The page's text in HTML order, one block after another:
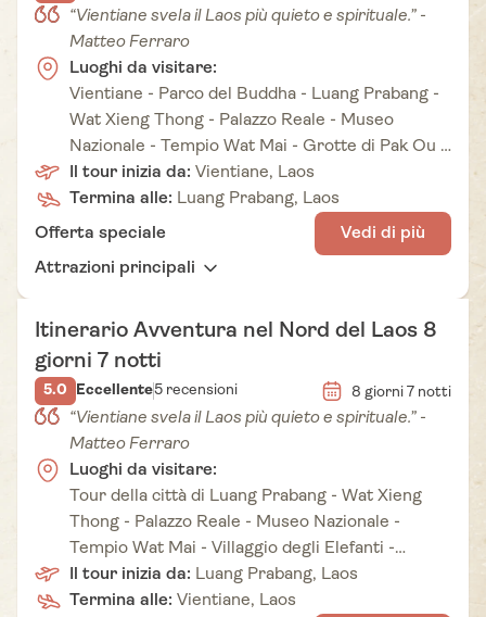
“Vientiane svela il Laos più quieto e spirituale.” -
Matteo Ferraro
Luoghi da visitare:
Vientiane - Parco del Buddha - Luang Prabang -
Wat Xieng Thong - Palazzo Reale - Museo
Nazionale - Tempio Wat Mai - Grotte di Pak Ou -
Cascate di Kuang Si
Il tour inizia da: Vientiane, Laos
Termina alle: Luang Prabang, Laos
Attrazioni principali
Offerta speciale Vedi di più
Itinerario Avventura nel Nord del Laos 8
giorni 7 notti
5.0 Eccellente5 recensioni 8 giorni 7 notti
“Vientiane svela il Laos più quieto e spirituale.” -
Matteo Ferraro
Luoghi da visitare:
Tour della città di Luang Prabang - Wat Xieng
Thong - Palazzo Reale - Museo Nazionale -
Tempio Wat Mai - Villaggio degli Elefanti -
Cascate di Kuang Si - Nong Khiaw - Muang Ngoi
- Luang Prabang - Vang Vieng - Grotta di Tham
Il tour inizia da: Luang Prabang, Laos
Termina alle: Vientiane, Laos